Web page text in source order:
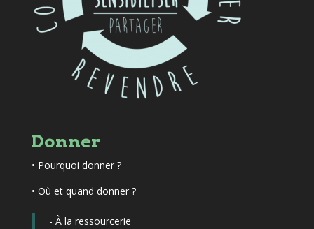
Donner
• Pourquoi donner ?
• Où et quand donner ?
- À la ressourcerie